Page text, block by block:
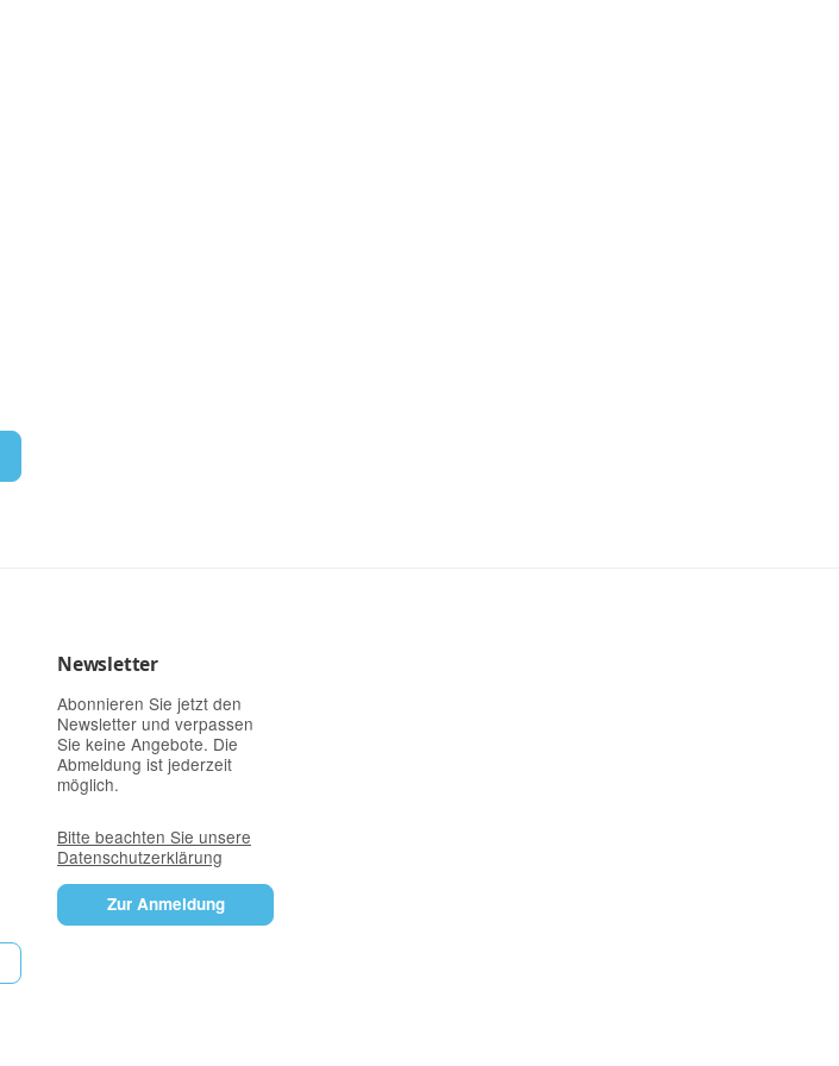
Newsletter
Abonnieren Sie jetzt den
Newsletter und verpassen
Sie keine Angebote. Die
Abmeldung ist jederzeit
möglich.
Bitte beachten Sie unsere
Datenschutzerklärung
Zur Anmeldung